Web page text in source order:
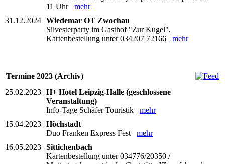
11 Uhr mehr
31.12.2024 Wiedemar OT Zwochau
Silvesterparty im Gasthof "Zur Kugel",
Kartenbestellung unter 034207 72166 mehr
Termine 2023 (Archiv)
25.02.2023 H+ Hotel Leipzig-Halle (geschlossene
Veranstaltung)
Info-Tage Schäfer Touristik mehr
15.04.2023 Höchstadt
Duo Franken Express Fest mehr
16.05.2023 Sittichenbach
Kartenbestellung unter 034776/20350 /